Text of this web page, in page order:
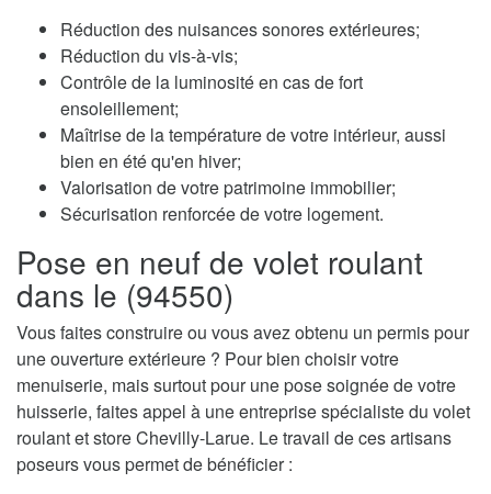
Réduction des nuisances sonores extérieures;
Réduction du vis-à-vis;
Contrôle de la luminosité en cas de fort
ensoleillement;
Maîtrise de la température de votre intérieur, aussi
bien en été qu'en hiver;
Valorisation de votre patrimoine immobilier;
Sécurisation renforcée de votre logement.
Pose en neuf de volet roulant
dans le (94550)
Vous faites construire ou vous avez obtenu un permis pour
une ouverture extérieure ? Pour bien choisir votre
menuiserie, mais surtout pour une pose soignée de votre
huisserie, faites appel à une entreprise spécialiste du volet
roulant et store Chevilly-Larue. Le travail de ces artisans
poseurs vous permet de bénéficier :